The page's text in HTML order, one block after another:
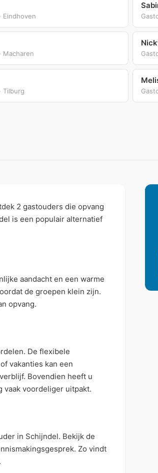
Eindhoven
Macharen
Tilburg
2 gastouders die opvang
is een populair alternatief
aandacht en een warme
de groepen klein zijn.
opvang.
De flexibele
vakanties kan een
Bovendien heeft u
vaak voordeliger uitpakt.
in Schijndel. Bekijk de
Zo vindt